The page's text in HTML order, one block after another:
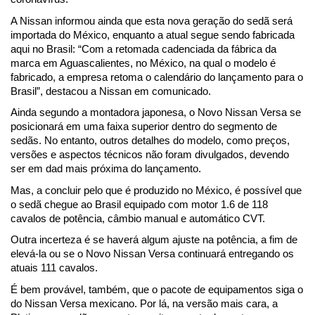
A Nissan informou ainda que esta nova geração do sedã será
importada do México, enquanto a atual segue sendo fabricada
aqui no Brasil: “Com a retomada cadenciada da fábrica da
marca em Aguascalientes, no México, na qual o modelo é
fabricado, a empresa retoma o calendário do lançamento para o
Brasil”, destacou a Nissan em comunicado.
Ainda segundo a montadora japonesa, o Novo Nissan Versa se
posicionará em uma faixa superior dentro do segmento de
sedãs. No entanto, outros detalhes do modelo, como preços,
versões e aspectos técnicos não foram divulgados, devendo
ser em dad mais próxima do lançamento.
Mas, a concluir pelo que é produzido no México, é possível que
o sedã chegue ao Brasil equipado com motor 1.6 de 118
cavalos de potência, câmbio manual e automático CVT.
Outra incerteza é se haverá algum ajuste na potência, a fim de
elevá-la ou se o Novo Nissan Versa continuará entregando os
atuais 111 cavalos.
É bem provável, também, que o pacote de equipamentos siga o
do Nissan Versa mexicano. Por lá, na versão mais cara, a